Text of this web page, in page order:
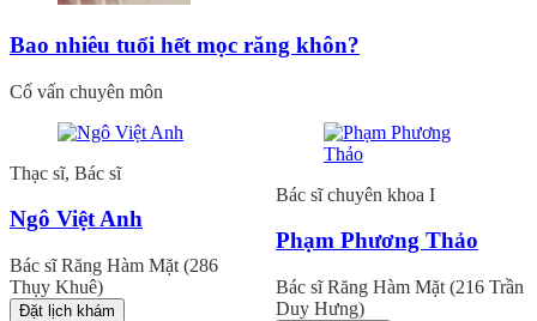
Bao nhiêu tuổi hết mọc răng khôn?
Cố vấn chuyên môn
Thạc sĩ, Bác sĩ
Ngô Việt Anh
Bác sĩ Răng Hàm Mặt (286
Thụy Khuê)
Đặt lịch khám
Bác sĩ chuyên khoa I
Phạm Phương Thảo
Bác sĩ Răng Hàm Mặt (216 Trần
Duy Hưng)